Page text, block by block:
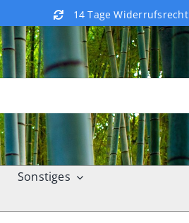
14 Tage Widerrufsrecht
Sonstiges